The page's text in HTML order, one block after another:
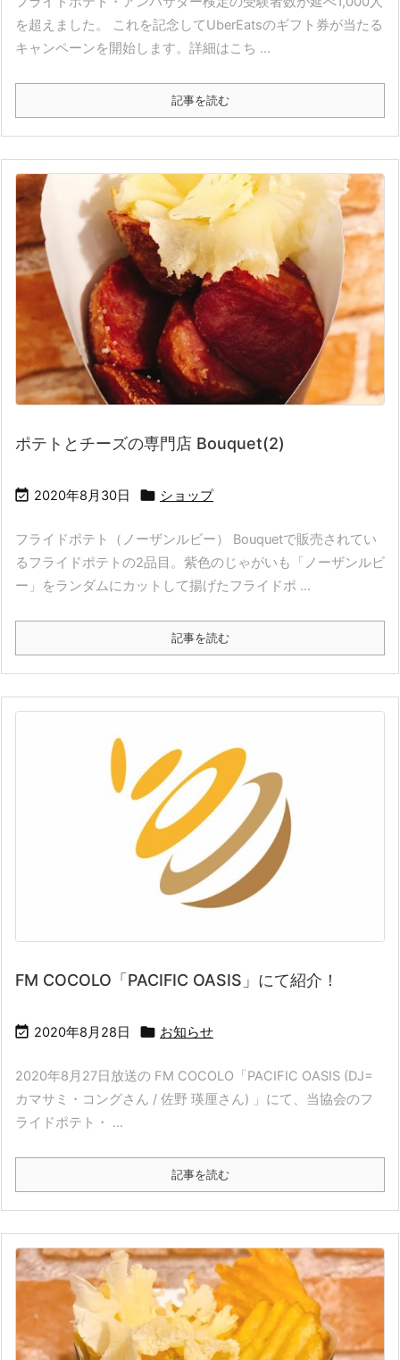
を超えました。 これを記念してUberEatsのギフト券が当たる
キャンペーンを開始します。詳細はこち ...
記事を読む
ポテトとチーズの専門店 Bouquet(2)
 2020年8月30日  ショップ
フライドポテト（ノーザンルビー） Bouquetで販売されてい
るフライドポテトの2品目。紫色のじゃがいも「ノーザンルビ
ー」をランダムにカットして揚げたフライドポ ...
記事を読む
FM COCOLO「PACIFIC OASIS」にて紹介！
 2020年8月28日  お知らせ
2020年8月27日放送の FM COCOLO「PACIFIC OASIS (DJ=
カマサミ・コングさん / 佐野 瑛厘さん) 」にて、当協会のフ
ライドポテト・ ...
記事を読む